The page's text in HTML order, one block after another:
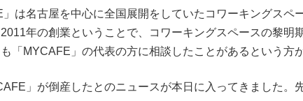
」は名古屋を中心に全国展開をしていたコワーキングス
年の創業ということで、コワーキングスペースの黎
「MYCAFE」の代表の方に相談したことがあるという方
」が倒産したとのニュースが本日に入ってきました。